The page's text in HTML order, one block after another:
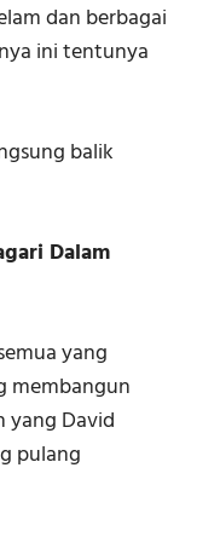
dan berbagai
ini tentunya
balik
Dalam
yang
membangun
yang David
pulang